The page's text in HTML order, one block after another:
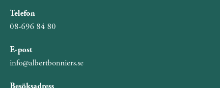
Telefon
08-696 84 80
E-post
info@albertbonniers.se